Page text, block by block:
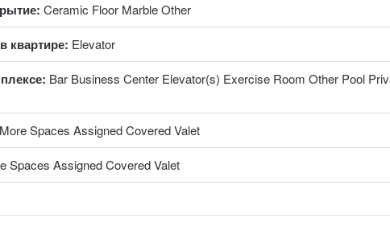
Ceramic Floor Marble Other
квартире: Elevator
Bar Business Center Elevator(s) Exercise Room Other Pool
Spaces Assigned Covered Valet
Spaces Assigned Covered Valet